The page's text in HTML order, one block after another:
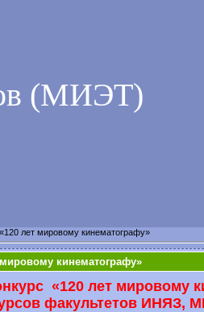
(МИЭТ)
лет мировому кинематографу»
кинематографу»
«120 лет мировому
факультетов ИНЯЗ,